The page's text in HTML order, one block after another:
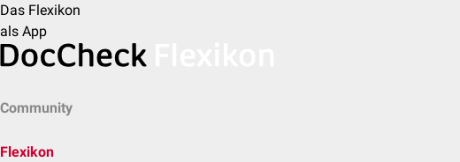
Das Flexikon
als App
Community
Flexikon